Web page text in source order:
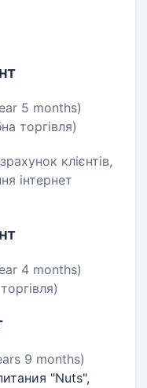
5 months)
торгівля)
клієнтів,
інтернет
4 months)
9 months)
"Nuts",